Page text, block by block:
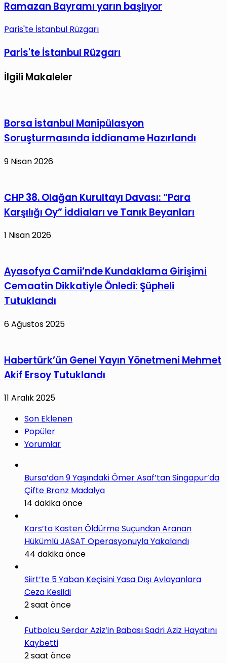
Ramazan Bayramı yarın başlıyor
Paris'te İstanbul Rüzgarı
Paris'te İstanbul Rüzgarı
İlgili Makaleler
Borsa İstanbul Manipülasyon
Soruşturmasında İddianame Hazırlandı
9 Nisan 2026
CHP 38. Olağan Kurultayı Davası: “Para
Karşılığı Oy” İddiaları ve Tanık Beyanları
1 Nisan 2026
Ayasofya Camii’nde Kundaklama Girişimi
Cemaatin Dikkatiyle Önledi: Şüpheli
Tutuklandı
6 Ağustos 2025
Habertürk’ün Genel Yayın Yönetmeni Mehmet
Akif Ersoy Tutuklandı
11 Aralık 2025
Son Eklenen
Popüler
Yorumlar
Bursa’dan 9 Yaşındaki Ömer Asaf’tan Singapur’da
Çifte Bronz Madalya
14 dakika önce
Kars’ta Kasten Öldürme Suçundan Aranan
Hükümlü JASAT Operasyonuyla Yakalandı
44 dakika önce
Siirt’te 5 Yaban Keçisini Yasa Dışı Avlayanlara
Ceza Kesildi
2 saat önce
Futbolcu Serdar Aziz’in Babası Sadri Aziz Hayatını
Kaybetti
2 saat önce